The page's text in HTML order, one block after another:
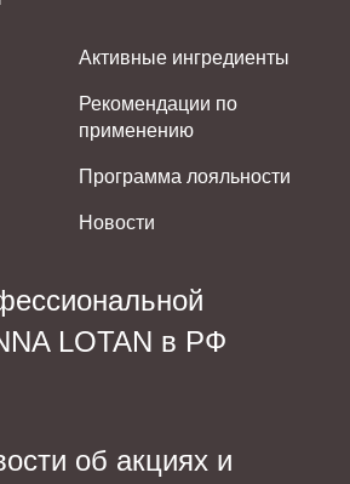
Активные ингредиенты
Рекомендации по
применению
Программа лояльности
Новости
LOTAN в РФ
об акциях и